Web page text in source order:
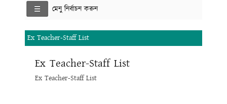
মেনু নির্বাচন করুন
Ex Teacher-Staff List
Ex Teacher-Staff List
Ex Teacher-Staff List